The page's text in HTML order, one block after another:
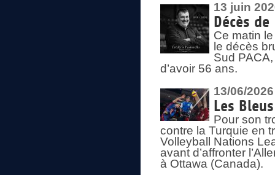
13 juin
Décès de
Ce matin
le décès
Sud
d’avoir 56 ans.
13/06/2026
Les
Pour son
contre la Turquie en
Volleyball Nations
avant d’affronter
à Ottawa (Canada).